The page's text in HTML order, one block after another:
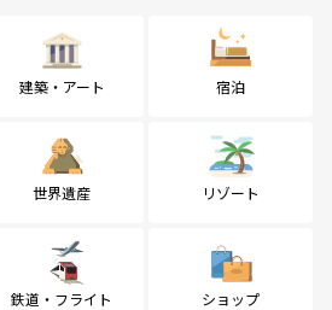
建築・アート 宿泊
世界遺産 リゾート
鉄道・フライト ショップ